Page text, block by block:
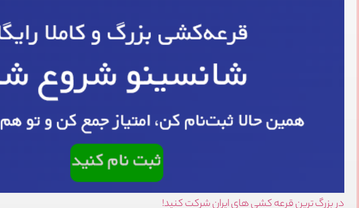
در بزرگ ترین قرعه کشی های ایران شرکت کنید!